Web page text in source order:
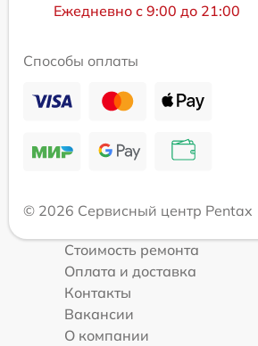
Ежедневно с 9:00 до 21:00
Способы оплаты
© 2026 Сервисный центр Pentax
Стоимость ремонта
Оплата и доставка
Контакты
Вакансии
О компании